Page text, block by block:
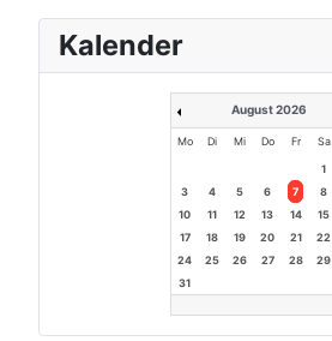
Kalender
August 2026
Mo Di Mi Do Fr Sa
1
3
4 5 6 7 8
10
11 12 13 14 15
17
18 19 20 21 22
24
25 26 27 28 29
31